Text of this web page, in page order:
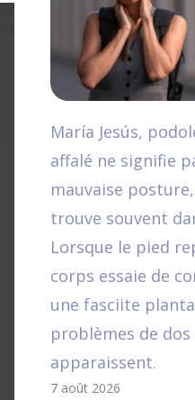
María Jesús,
affalé ne signifie
mauvaise
trouve souvent
Lorsque le pied
corps essaie de
une fasciite
problèmes de dos
apparaissent.
7 août 2026